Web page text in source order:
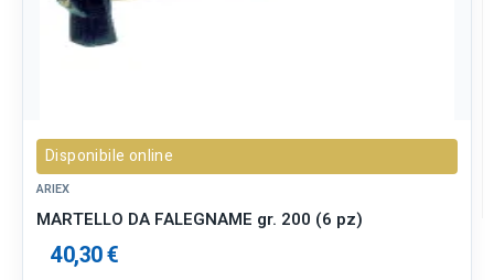
Disponibile online
ARIEX
MARTELLO DA FALEGNAME gr. 200 (6 pz)
40,30 €